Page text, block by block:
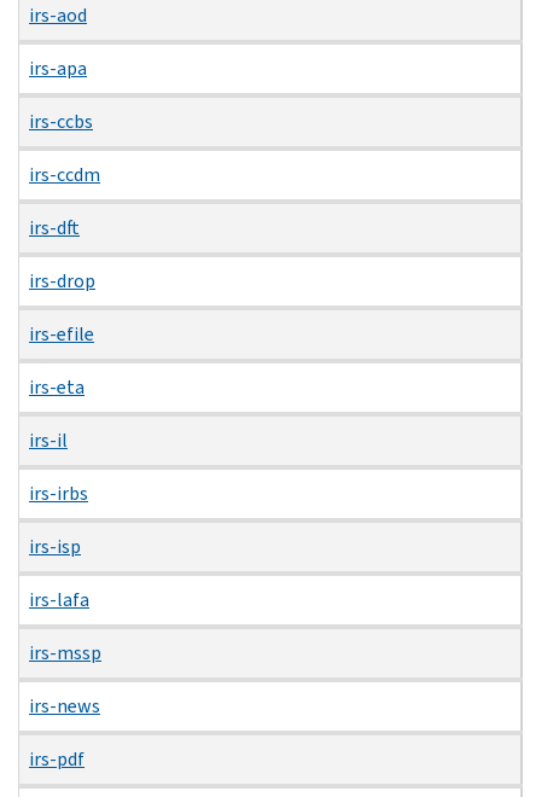
irs-aod
irs-apa
irs-ccbs
irs-ccdm
irs-dft
irs-drop
irs-efile
irs-eta
irs-il
irs-irbs
irs-isp
irs-lafa
irs-mssp
irs-news
irs-pdf